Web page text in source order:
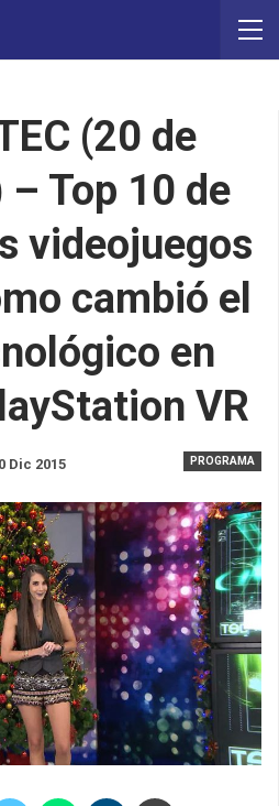
(20 de
Top 10 de
videojuegos
cambió el
en
VR
PROGRAMA
Dic 2015